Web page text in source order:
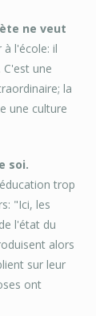
ne veut
à l'école: il
une
la
une culture
soi.
trop
"Ici, les
l'état du
alors
sur leur
ont